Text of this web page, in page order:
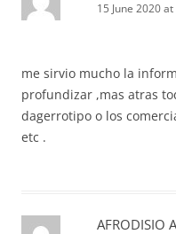
15 June 2020
me sirvio mucho la
profundizar ,mas atras
dagerrotipo o los
etc .
AFRODISIO